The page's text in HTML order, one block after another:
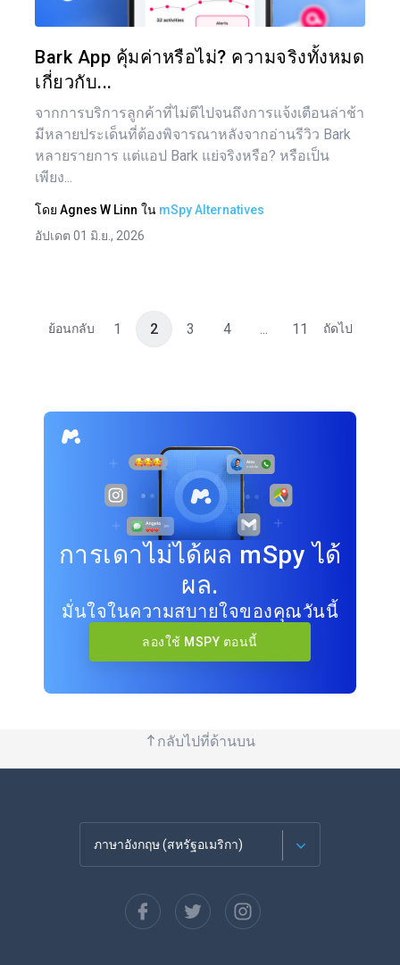
Bark App คุ้มค่าหรือไม่? ความจริงทั้งหมด
เกี่ยวกับ...
จากการบริการลูกค้าที่ไม่ดีไปจนถึงการแจ้งเตือนล่าช้า
มีหลายประเด็นที่ต้องพิจารณาหลังจากอ่านรีวิว Bark
หลายรายการ แต่แอป Bark แย่จริงหรือ? หรือเป็น
เพียง...
โดย Agnes W Linn ใน mSpy Alternatives
อัปเดต 01 มิ.ย., 2026
ย้อนกลับ 1 2 3 4 ... 11 ถัดไป
การเดาไม่ได้ผล mSpy ได้
ผล.
มั่นใจในความสบายใจของคุณวันนี้
ลองใช้ MSPY ตอนนี้
กลับไปที่ด้านบน
ภาษาอังกฤษ (สหรัฐอเมริกา)
Español